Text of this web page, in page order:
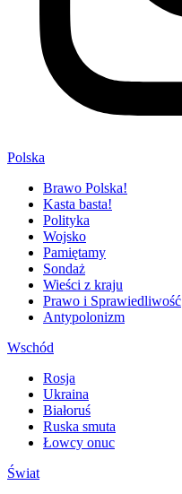
Polska
Brawo Polska!
Kasta basta!
Polityka
Wojsko
Pamiętamy
Sondaż
Wieści z kraju
Prawo i Sprawiedliwość
Antypolonizm
Wschód
Rosja
Ukraina
Białoruś
Ruska smuta
Łowcy onuc
Świat